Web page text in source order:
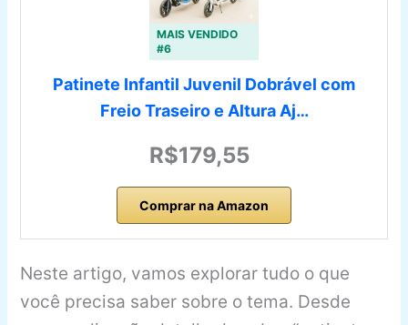
MAIS VENDIDO
#6
Patinete Infantil Juvenil Dobrável com
Freio Traseiro e Altura Aj…
R$179,55
Comprar na Amazon
Neste artigo, vamos explorar tudo o que
você precisa saber sobre o tema. Desde